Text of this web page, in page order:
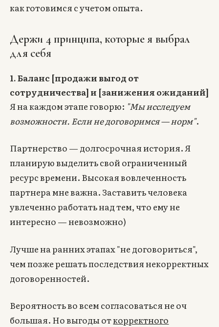
как готовимся с учетом опыта.
Держи 4 принципа, которые я выбрал
для себя
1. Баланс [продажи выгод от
сотрудничества] и [занижения ожиданий]
Я на каждом этапе говорю: "Мы исследуем
возможности. Если не договоримся — норм".
Партнерство — долгосрочная история. Я
планирую выделить свой ограниченный
ресурс времени. Высокая вовлеченность
партнера мне важна. Заставить человека
увлеченно работать над тем, что ему не
интересно — невозможно)
Лучше на ранних этапах "не договориться",
чем позже решать последствия некорректных
договоренностей.
Вероятность во всем согласоваться не оч
большая. Но выгоды откорректного